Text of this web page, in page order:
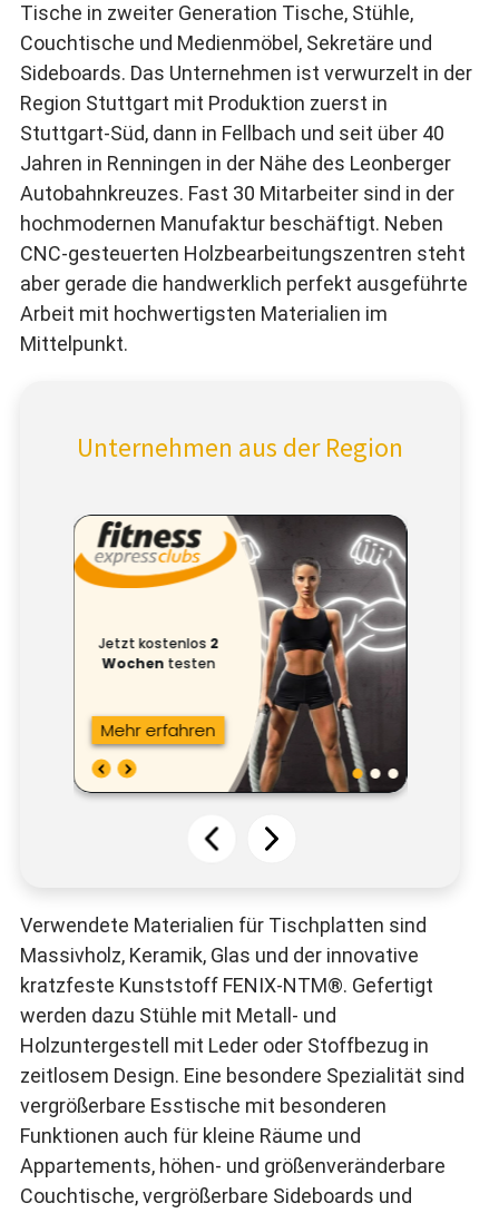
Tische in zweiter Generation Tische, Stühle,
Couchtische und Medienmöbel, Sekretäre und
Sideboards. Das Unternehmen ist verwurzelt in der
Region Stuttgart mit Produktion zuerst in
Stuttgart-Süd, dann in Fellbach und seit über 40
Jahren in Renningen in der Nähe des Leonberger
Autobahnkreuzes. Fast 30 Mitarbeiter sind in der
hochmodernen Manufaktur beschäftigt. Neben
CNC-gesteuerten Holzbearbeitungszentren steht
aber gerade die handwerklich perfekt ausgeführte
Arbeit mit hochwertigsten Materialien im
Mittelpunkt.
Unternehmen aus der Region
Verwendete Materialien für Tischplatten sind
Massivholz, Keramik, Glas und der innovative
kratzfeste Kunststoff FENIX-NTM®. Gefertigt
werden dazu Stühle mit Metall- und
Holzuntergestell mit Leder oder Stoffbezug in
zeitlosem Design. Eine besondere Spezialität sind
vergrößerbare Esstische mit besonderen
Funktionen auch für kleine Räume und
Appartements, höhen- und größenveränderbare
Couchtische, vergrößerbare Sideboards und